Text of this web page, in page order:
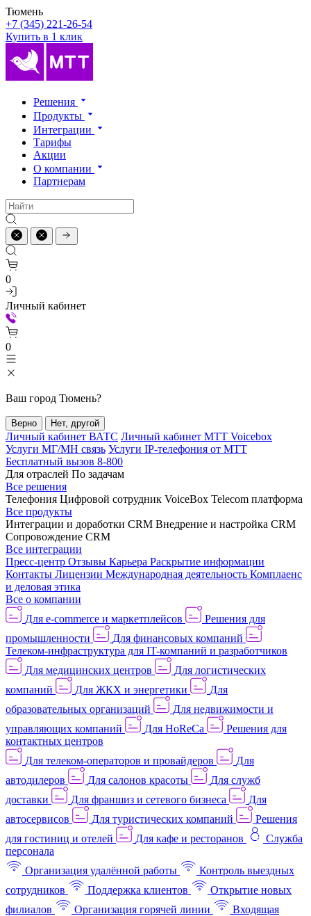
Тюмень
+7 (345) 221-26-54
Купить в 1 клик
Решения
Продукты
Интеграции
Тарифы
Акции
О компании
Партнерам
0
Личный кабинет
0
Ваш город Тюмень?
Верно Нет, другой
Личный кабинет ВАТС Личный кабинет МТТ Voicebox
Услуги МГ/МН связь Услуги IP-телефония от МТТ
Бесплатный вызов 8-800
Для отраслей По задачам
Все решения
Телефония Цифровой сотрудник VoiceBox Telecom платформа
Все продукты
Интеграции и доработки CRM Внедрение и настройка CRM
Сопровождение CRM
Все интеграции
Пресс-центр Отзывы Карьера Раскрытие информации
Контакты Лицензии Международная деятельность Комплаенс
и деловая этика
Все о компании
Для e-commerce и маркетплейсов
Решения для
промышленности
Для финансовых компаний
Телеком-инфраструктура для IT-компаний и разработчиков
Для медицинских центров
Для логистических
компаний
Для ЖКХ и энергетики
Для
образовательных организаций
Для недвижимости и
управляющих компаний
Для HoReCa
Решения для
контактных центров
Для телеком-операторов и провайдеров
Для
автодилеров
Для салонов красоты
Для служб
доставки
Для франшиз и сетевого бизнеса
Для
автосервисов
Для туристических компаний
Решения
для гостиниц и отелей
Для кафе и ресторанов
Служба
персонала
Организация удалённой работы
Контроль выездных
сотрудников
Поддержка клиентов
Открытие новых
филиалов
Организация горячей линии
Входящая